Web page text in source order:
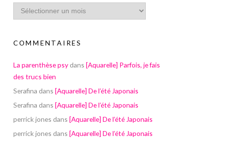
COMMENTAIRES
La parenthèse psy dans [Aquarelle] Parfois, je fais
des trucs bien
Serafina dans [Aquarelle] De l’été Japonais
Serafina dans [Aquarelle] De l’été Japonais
perrick jones dans [Aquarelle] De l’été Japonais
perrick jones dans [Aquarelle] De l’été Japonais